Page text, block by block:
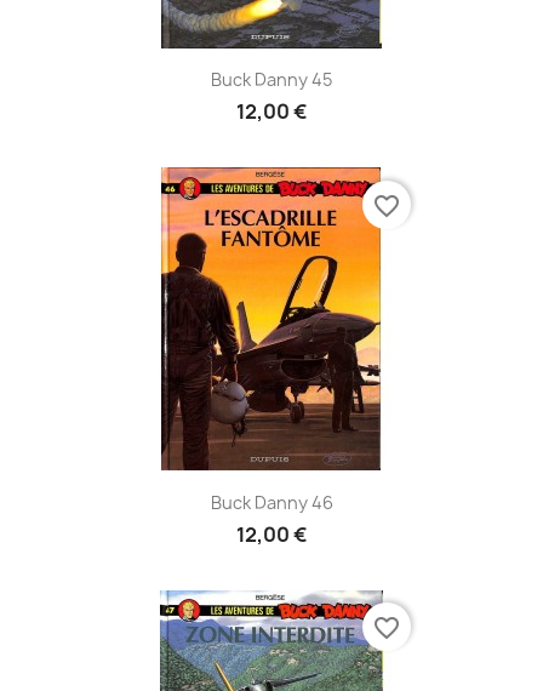
Buck Danny 45
12,00 €
Buck Danny 46
12,00 €
favorite_border
favorite_border